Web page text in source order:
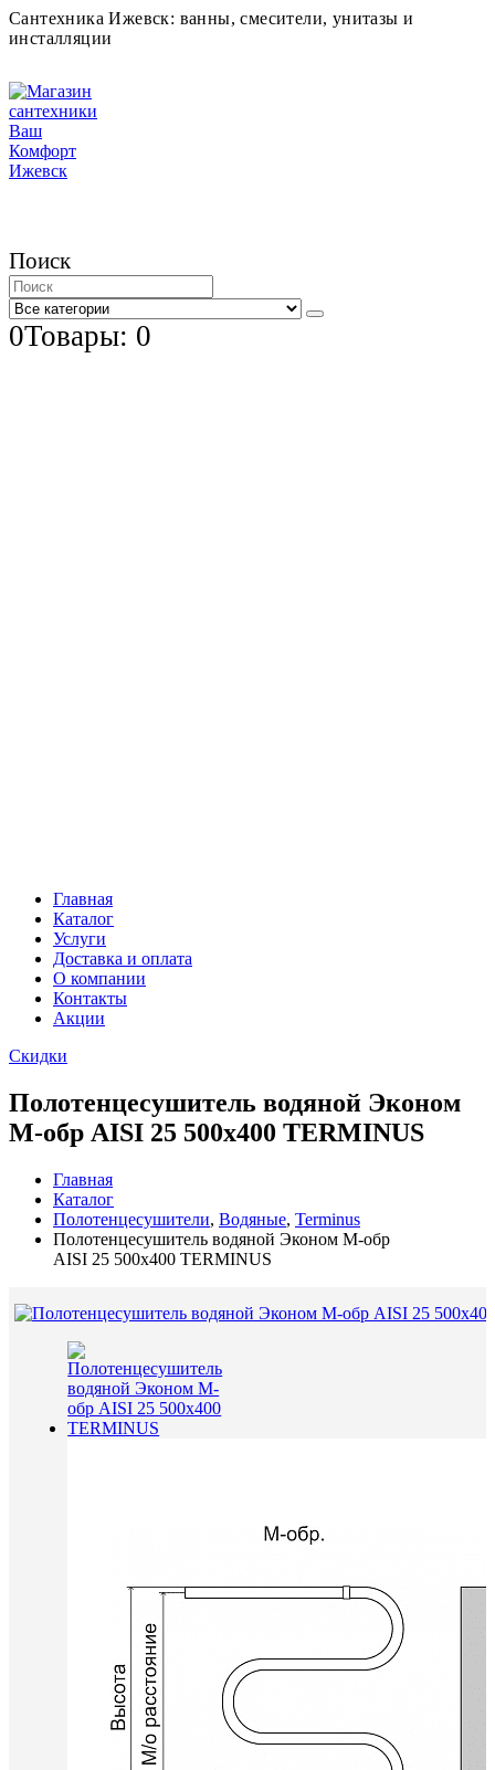
Сантехника Ижевск: ванны, смесители, унитазы и
инсталляции
Поиск
0Товары: 0
Главная
Каталог
Услуги
Доставка и оплата
О компании
Контакты
Акции
Скидки
Полотенцесушитель водяной Эконом
М-обр AISI 25 500х400 TERMINUS
Главная
Каталог
Полотенцесушители, Водяные, Terminus
Полотенцесушитель водяной Эконом М-обр
AISI 25 500х400 TERMINUS